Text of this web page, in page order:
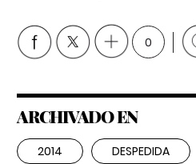
0
ARCHIVADO EN
2014 DESPEDIDA